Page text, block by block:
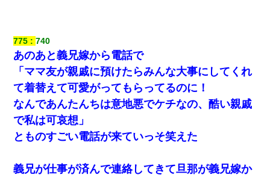
775 740
あのあと義兄嫁から電話で
「ママ友が親戚に預けたらみんな大事にしてくれ
て着替えて可愛がってもらってるのに！
なんであんたんちは意地悪でケチなの、酷い親戚
で私は可哀想」
とものすごい電話が来ていっそ笑えた
義兄が仕事が済んで連絡してきて旦那が義兄嫁か